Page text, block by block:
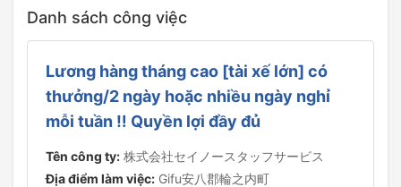
Danh sách công việc
Lương hàng tháng cao [tài xế lớn] có
thưởng/2 ngày hoặc nhiều ngày nghỉ
mỗi tuần ‼ Quyền lợi đầy đủ
Tên công ty: 株式会社セイノースタッフサービス
Địa điểm làm việc: Gifu安八郡輪之内町